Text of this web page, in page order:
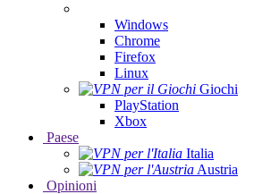
Windows
Chrome
Firefox
Linux
Giochi
PlayStation
Xbox
Paese
Italia
Austria
Opinioni